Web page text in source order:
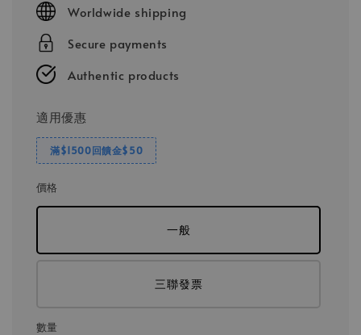
Worldwide shipping
Secure payments
Authentic products
適用優惠
滿$1500回饋金$50
價格
一般
三聯發票
數量